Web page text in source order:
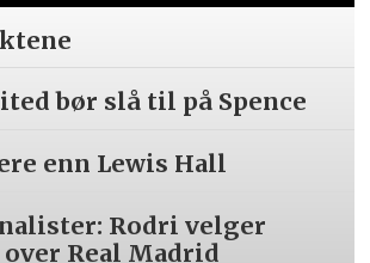
bør slå til på Spence
enn Lewis Hall
Rodri velger
Real Madrid